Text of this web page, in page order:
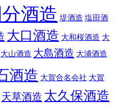
酒造 堤酒造 塩田酒
大口酒造 大和桜酒造 大
大山酒造 大島酒造 大浦酒造
酒造 大賀合名会社 大賀
天草酒造 太久保酒造